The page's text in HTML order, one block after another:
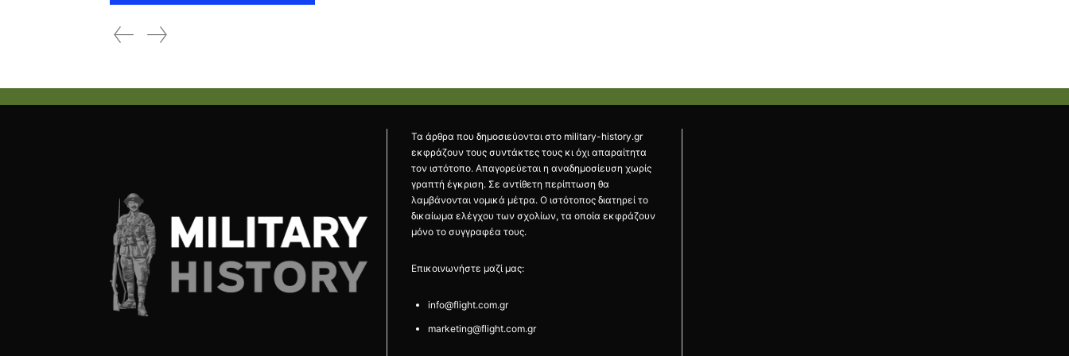
Τα άρθρα που δημοσιεύονται στο military-history.gr
εκφράζουν τους συντάκτες τους κι όχι απαραίτητα
τον ιστότοπο. Απαγορεύεται η αναδημοσίευση χωρίς
γραπτή έγκριση. Σε αντίθετη περίπτωση θα
λαμβάνονται νομικά μέτρα. Ο ιστότοπος διατηρεί το
δικαίωμα ελέγχου των σχολίων, τα οποία εκφράζουν
μόνο το συγγραφέα τους.
Επικοινωνήστε μαζί μας:
info@flight.com.gr
marketing@flight.com.gr